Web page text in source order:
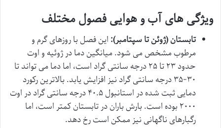
ویژگی های آب و هوایی فصول مختلف
تابستان (ژوئن تا سپتامبر): این فصل با روزهای گرم و
مرطوب مشخص می شود. میانگین دما در ژوئیه و اوت
حدود ۲۳ تا ۲۵ درجه سانتی گراد است، اما دما می تواند تا
۳۰-۳۵ درجه سانتی گراد نیز افزایش یابد. بالاترین رکورد
دمایی ثبت شده در استانبول ۴۰.۵ درجه سانتی گراد در اوت
۲۰۰۰ بوده است. بارش باران در تابستان کمتر است، اما
رگبارهای ناگهانی نیز ممکن است رخ دهد.